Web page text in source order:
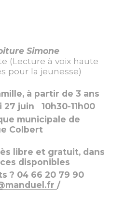
Simone
(Lecture à voix haute
pour la jeunesse)
à partir de 3 ans
27 juin 10h30-11h00
municipale de
rue Colbert
libre et gratuit, dans
disponibles
? 04 66 20 79 90
/